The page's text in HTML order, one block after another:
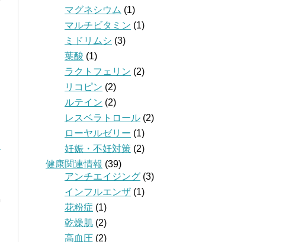
マグネシウム (1)
マルチビタミン (1)
ミドリムシ (3)
葉酸 (1)
ラクトフェリン (2)
リコピン (2)
ルテイン (2)
レスベラトロール (2)
ローヤルゼリー (1)
妊娠・不妊対策 (2)
健康関連情報 (39)
アンチエイジング (3)
インフルエンザ (1)
花粉症 (1)
乾燥肌 (2)
高血圧 (2)